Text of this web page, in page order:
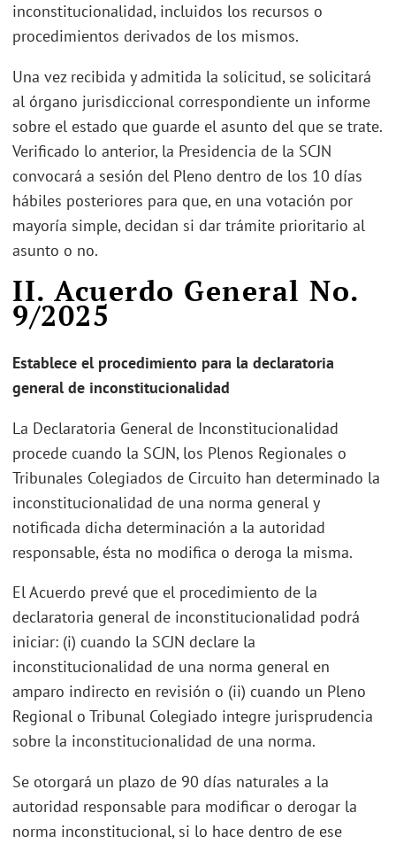
inconstitucionalidad, incluidos los recursos o
procedimientos derivados de los mismos.
Una vez recibida y admitida la solicitud, se solicitará
al órgano jurisdiccional correspondiente un informe
sobre el estado que guarde el asunto del que se trate.
Verificado lo anterior, la Presidencia de la SCJN
convocará a sesión del Pleno dentro de los 10 días
hábiles posteriores para que, en una votación por
mayoría simple, decidan si dar trámite prioritario al
asunto o no.
II. Acuerdo General No.
9/2025
Establece el procedimiento para la declaratoria
general de inconstitucionalidad
La Declaratoria General de Inconstitucionalidad
procede cuando la SCJN, los Plenos Regionales o
Tribunales Colegiados de Circuito han determinado la
inconstitucionalidad de una norma general y
notificada dicha determinación a la autoridad
responsable, ésta no modifica o deroga la misma.
El Acuerdo prevé que el procedimiento de la
declaratoria general de inconstitucionalidad podrá
iniciar: (i) cuando la SCJN declare la
inconstitucionalidad de una norma general en
amparo indirecto en revisión o (ii) cuando un Pleno
Regional o Tribunal Colegiado integre jurisprudencia
sobre la inconstitucionalidad de una norma.
Se otorgará un plazo de 90 días naturales a la
autoridad responsable para modificar o derogar la
norma inconstitucional, si lo hace dentro de ese